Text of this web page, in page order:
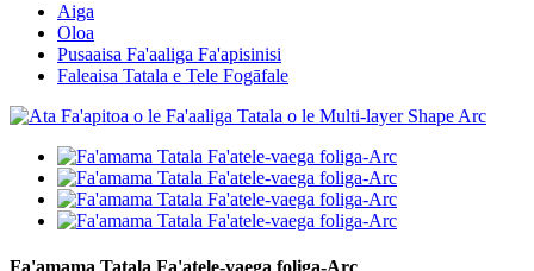
Aiga
Oloa
Pusaaisa Fa'aaliga Fa'apisinisi
Faleaisa Tatala e Tele Fogāfale